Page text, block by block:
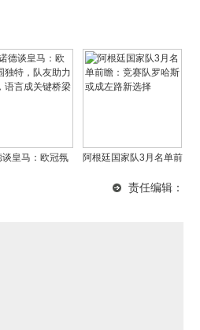
谈皇马：欧冠氛
阿根廷国家队3月名单前
责任编辑：